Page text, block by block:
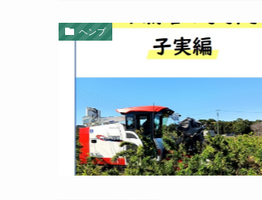
ヘンプ